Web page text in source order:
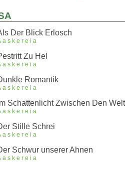
Der Blick Erlosch
Zu Hel
Romantik
Im Schattenlicht Zwischen Den
Stille Schrei
Schwur unserer Ahnen